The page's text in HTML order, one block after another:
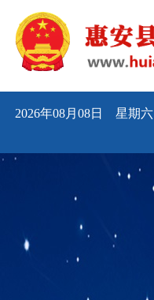
2026年08月08日 星期六